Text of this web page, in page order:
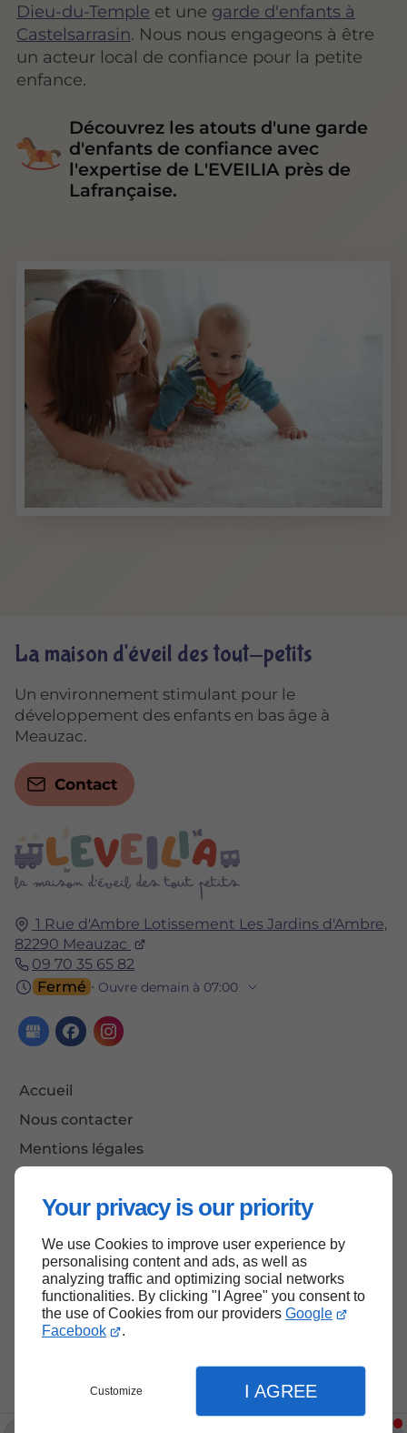
Your privacy is our priority
We use Cookies to improve user experience by
personalising content and ads, as well as
analyzing traffic and optimizing social networks
functionalities. By clicking "I Agree" you consent to
the use of Cookies from our providers Google
Facebook
.
Customize I AGREE
Dieu-du-Temple et une garde d'enfants à
Castelsarrasin. Nous nous engageons à être
un acteur local de confiance pour la petite
enfance.
Découvrez les atouts d'une garde
d'enfants de confiance avec
l'expertise de L'EVEILIA près de
Lafrançaise.
1 Rue d'Ambre Lotissement Les Jardins d'Ambre,
82290 Meauzac
09 70 35 65 82
Fermé ⋅ Ouvre demain à 07:00
Accueil
Nous contacter
Mentions légales
La maison d'éveil des tout-petits
Un environnement stimulant pour le
développement des enfants en bas âge à
Meauzac.
Contact
Haut de page